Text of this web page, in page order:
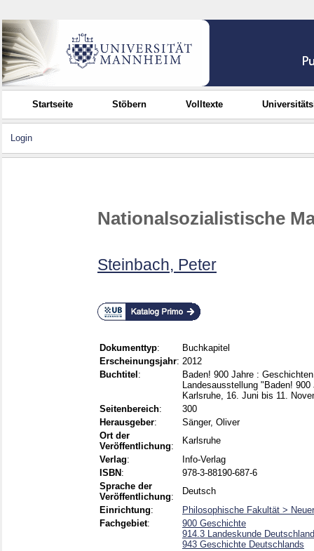
Startseite Stöbern Volltexte
Login
Nationalsozialistische
Steinbach, Peter
Dokumenttyp:
Buchkapitel
Erscheinungsjahr: 2012
Buchtitel :
Baden! 900 Jahre :
Landesausstellung "Baden!
Karlsruhe, 16. Juni bis 11.
Seitenbereich:
300
Herausgeber:
Sänger, Oliver
Ort der
Veröffentlichung:
Karlsruhe
Verlag:
Info-Verlag
ISBN :
978-3-88190-687-6
Sprache der
Veröffentlichung:
Deutsch
Einrichtung:
Philosophische Fakultät >
Fachgebiet:
900 Geschichte
914.3 Landeskunde
943 Geschichte Deutschlands